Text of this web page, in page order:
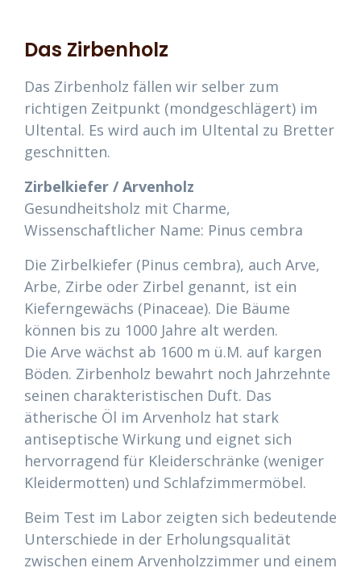
Das Zirbenholz
Das Zirbenholz fällen wir selber zum
richtigen Zeitpunkt (mondgeschlägert) im
Ultental. Es wird auch im Ultental zu Bretter
geschnitten.
Zirbelkiefer / Arvenholz
Gesundheitsholz mit Charme,
Wissenschaftlicher Name: Pinus cembra
Die Zirbelkiefer (Pinus cembra), auch Arve,
Arbe, Zirbe oder Zirbel genannt, ist ein
Kieferngewächs (Pinaceae). Die Bäume
können bis zu 1000 Jahre alt werden.
Die Arve wächst ab 1600 m ü.M. auf kargen
Böden. Zirbenholz bewahrt noch Jahrzehnte
seinen charakteristischen Duft. Das
ätherische Öl im Arvenholz hat stark
antiseptische Wirkung und eignet sich
hervorragend für Kleiderschränke (weniger
Kleidermotten) und Schlafzimmermöbel.
Beim Test im Labor zeigten sich bedeutende
Unterschiede in der Erholungsqualität
zwischen einem Arvenholzzimmer und einem